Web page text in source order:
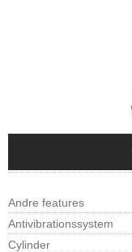
Andre features
Antivibrationssystem
Cylinder